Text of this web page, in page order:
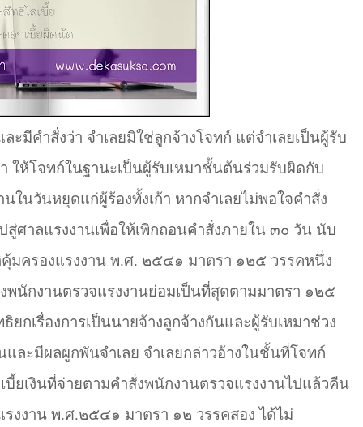
มีคำสั่งว่า จำเลยมิใช่ลูกจ้างโจทก์ แต่จำเลยเป็นผู้รับ
ให้โจทก์ในฐานะเป็นผู้รับเหมาชั้นต้นร่วมรับผิดกับ
นในวันหยุดแก่ผู้ร้องทั้งเก้า หากจำเลยไม่พอใจคำสั่ง
ศาลแรงงานเพื่อให้เพิกถอนคำสั่งภายใน ๓๐ วัน นับ
ครองแรงงาน พ.ศ. ๒๕๔๑ มาตรา ๑๒๕ วรรคหนึ่ง
พนักงานตรวจแรงงานย่อมเป็นที่สุดตามมาตรา ๑๒๕
ยกเรื่องการเป็นนายจ้างลูกจ้างกันและผู้รับเหมาช่วง
ละมีผลผูกพันจำเลย จำเลยกล่าวอ้างในชั้นที่โจทก์
ยเงินที่จ่ายตามคำสั่งพนักงานตรวจแรงงานไปแล้วคืน
งงาน พ.ศ.๒๕๔๑ มาตรา ๑๒ วรรคสอง ได้ไม่